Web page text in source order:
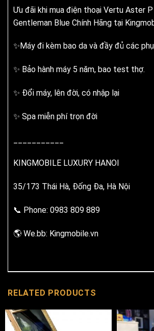
Ưu đãi khi mua điện thoại Vertu Aster
Gentleman Blue Chính Hãng tại
✨Máy đi kèm bao da và đầy đủ các
✨ Bảo hành máy 5 năm, bao test thợ.
✨ Đổi máy, lên đời, có nhập lại
✨ Spa miễn phí trọn đời
KINGMOBILE LUXURY HANOI
35/173 Thái Hà, Đống Đa, Hà Nội
📞 Phone: 0983 809 889
🌎 We.bb: Kingmobile.vn
RELATED PRODUCTS